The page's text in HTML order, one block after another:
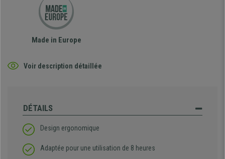
Made in Europe
Voir description détaillée
DÉTAILS
Design ergonomique
Adaptée pour une utilisation de 8 heures